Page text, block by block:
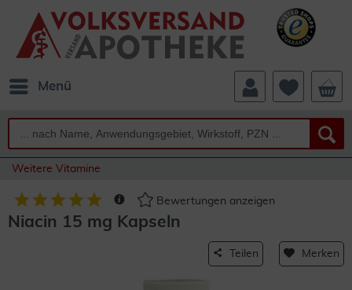
Menü
Weitere Vitamine
Bewertungen anzeigen
Niacin 15 mg Kapseln
Teilen Merken